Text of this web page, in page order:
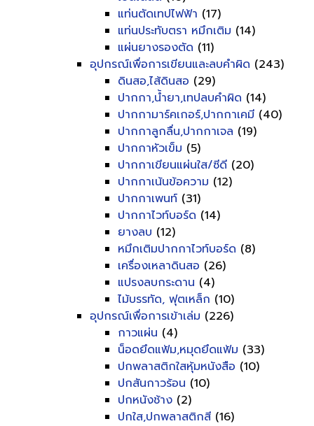
แท่นตัดเทปไฟฟ้า (17)
แท่นประทับตรา หมึกเติม (14)
แผ่นยางรองตัด (11)
อุปกรณ์เพื่อการเขียนและลบคำผิด (243)
ดินสอ,ไส้ดินสอ (29)
ปากกา,น้ำยา,เทปลบคำผิด (14)
ปากกามาร์คเกอร์,ปากกาเคมี (40)
ปากกาลูกลื่น,ปากกาเจล (19)
ปากกาหัวเข็ม (5)
ปากกาเขียนแผ่นใส/ซีดี (20)
ปากกาเน้นข้อความ (12)
ปากกาเพนท์ (31)
ปากกาไวท์บอร์ด (14)
ยางลบ (12)
หมึกเติมปากกาไวท์บอร์ด (8)
เครื่องเหลาดินสอ (26)
แปรงลบกระดาน (4)
ไม้บรรทัด, ฟุตเหล็ก (10)
อุปกรณ์เพื่อการเข้าเล่ม (226)
กาวแผ่น (4)
น็อดยึดแฟ้ม,หมุดยึดแฟ้ม (33)
ปกพลาสติกใสหุ้มหนังสือ (10)
ปกสันกาวร้อน (10)
ปกหนังช้าง (2)
ปกใส,ปกพลาสติกสี (16)